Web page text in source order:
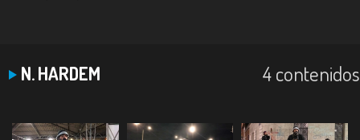
N. HARDEM 4 contenidos